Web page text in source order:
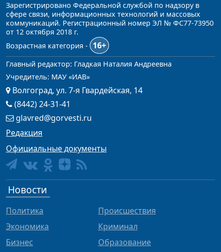
Зарегистрировано Федеральной службой по надзору в
сфере связи, информационных технологий и массовых
коммуникаций. Регистрационный номер ЭЛ № ФС77-73950
от 12 октября 2018 г.
Возрастная категория -
16+
Главный редактор: Гладкая Наталия Андреевна
Учредитель: МАУ «ИАВ»
Волгоград, ул. 7-я Гвардейская, 14
(8442) 24-31-41
glavred@gorvesti.ru
Редакция
Официальные документы
Новости
Политика
Экономика
Бизнес
Происшествия
Криминал
Образование